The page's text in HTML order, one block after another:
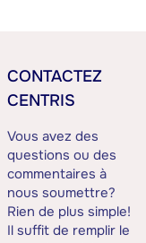
CONTACTEZ
CENTRIS
Vous avez des
questions ou des
commentaires à
nous soumettre?
Rien de plus simple!
Il suffit de remplir le